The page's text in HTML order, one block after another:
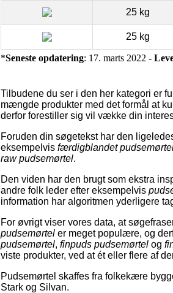
25 kg
25 kg
*Seneste opdatering: 17. marts 2022 -
Tilbudene du ser i den her kategori er
mængde produkter med det formål at
derfor forestiller sig vil vække din
Foruden din søgetekst har den
eksempelvis færdigblandet
raw pudsemørtel.
Den viden har den brugt som ekstra
andre folk leder efter eksempelvis
information har algoritmen yderligere
For øvrigt viser vores data, at
pudsemørtel er meget populære, og
pudsemørtel, finpuds pudsemørtel og
viste produkter, ved at ét eller flere af
Pudsemørtel skaffes fra folkekære
Stark og Silvan.